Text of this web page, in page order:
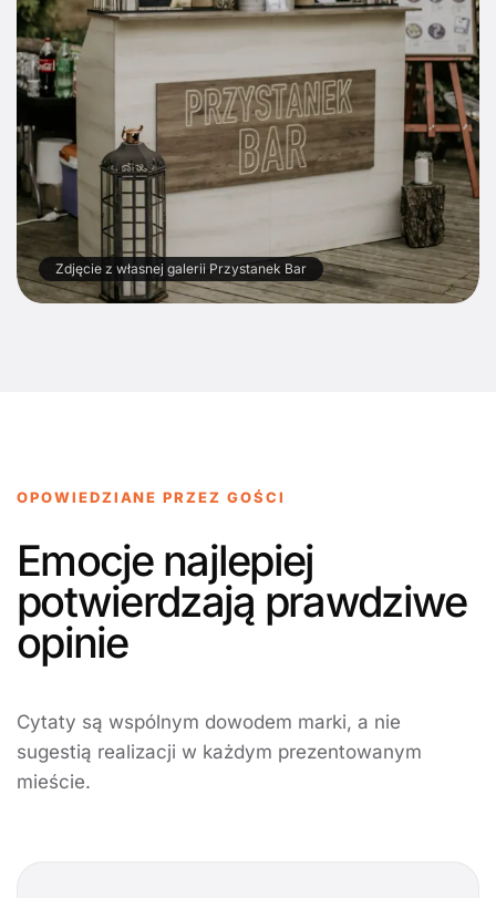
Zdjęcie z własnej galerii Przystanek Bar
OPOWIEDZIANE PRZEZ GOŚCI
Emocje najlepiej
potwierdzają prawdziwe
opinie
Cytaty są wspólnym dowodem marki, a nie
sugestią realizacji w każdym prezentowanym
mieście.